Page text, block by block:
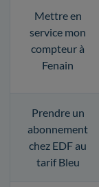
Mettre en
service mon
compteur à
Fenain
Prendre un
abonnement
chez EDF au
tarif Bleu